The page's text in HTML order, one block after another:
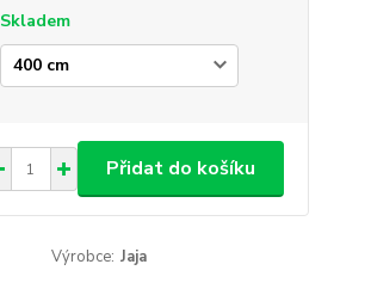
Skladem
Přidat do košíku
Výrobce: Jaja